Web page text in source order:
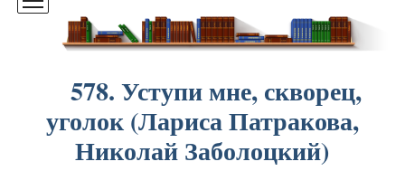
578. Уступи мне, скворец,
уголок (Лариса Патракова,
Николай Заболоцкий)